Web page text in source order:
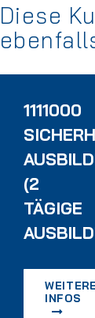
Diese
1111000
(2
TÄGIGE
WEITERE
INFOS